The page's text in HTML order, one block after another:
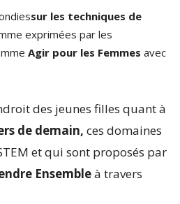
sur les techniques de
exprimées par les
Agir pour les Femmes avec
des jeunes filles quant à
de demain, ces domaines
et qui sont proposés par
Ensembleà travers